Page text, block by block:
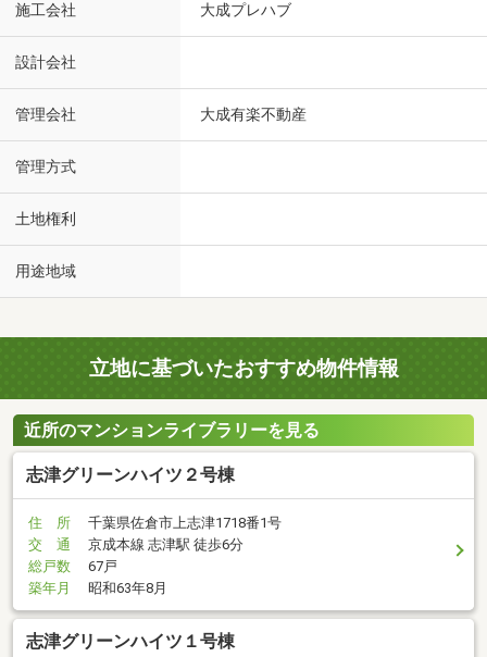
施工会社 大成プレハブ
設計会社
管理会社 大成有楽不動産
管理方式
土地権利
用途地域
立地に基づいたおすすめ物件情報
近所のマンションライブラリーを見る
志津グリーンハイツ２号棟
住 所
千葉県佐倉市上志津1718番1号
交 通
京成本線 志津駅 徒歩6分
総戸数
67戸
築年月
昭和63年8月
志津グリーンハイツ１号棟